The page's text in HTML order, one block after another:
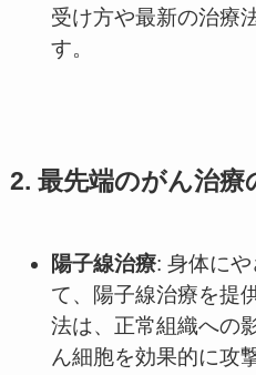
受け方や最新の治療
す。
2. 最先端のがん治療
陽子線治療: 身体に
て、陽子線治療を提
法は、正常組織への
ん細胞を効果的に攻